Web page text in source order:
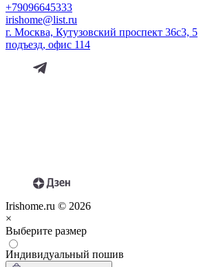
+79096645333
irishome@list.ru
г. Москва, Кутузовский проспект 36с3, 5
подъезд, офис 114
Irishome.ru © 2026
×
Выберите размер
Индивидуальный пошив